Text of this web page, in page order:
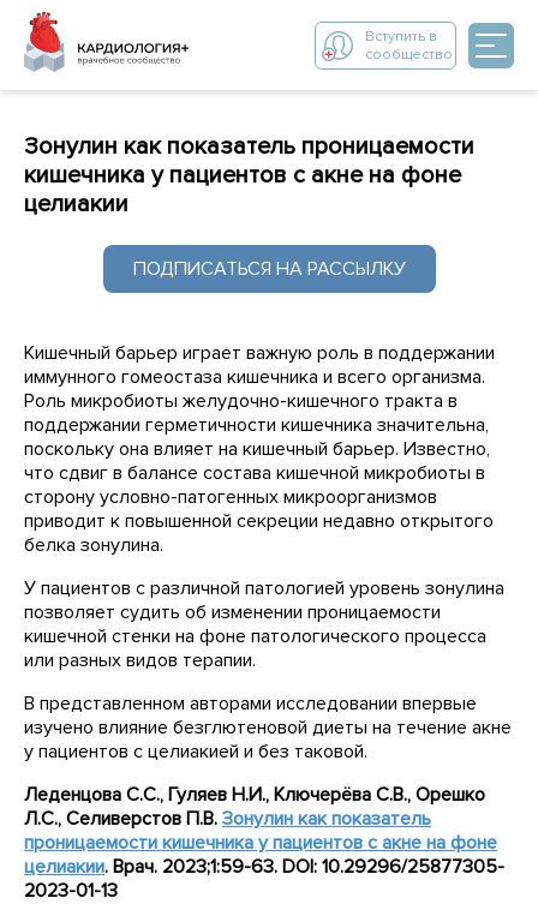
Вступить в
сообщество
Зонулин как показатель проницаемости
кишечника у пациентов с акне на фоне
целиакии
ПОДПИСАТЬСЯ НА РАССЫЛКУ
Кишечный барьер играет важную роль в поддержании
иммунного гомеостаза кишечника и всего организма.
Роль микробиоты желудочно-кишечного тракта в
поддержании герметичности кишечника значительна,
поскольку она влияет на кишечный барьер. Известно,
что сдвиг в балансе состава кишечной микробиоты в
сторону условно-патогенных микроорганизмов
приводит к повышенной секреции недавно открытого
белка зонулина.
У пациентов с различной патологией уровень зонулина
позволяет судить об изменении проницаемости
кишечной стенки на фоне патологического процесса
или разных видов терапии.
В представленном авторами исследовании впервые
изучено влияние безглютеновой диеты на течение акне
у пациентов с целиакией и без таковой.
Леденцова С.С., Гуляев Н.И., Ключерёва С.В., Орешко
Л.С., Селиверстов П.В. Зонулин как показатель
проницаемости кишечника у пациентов с акне на фоне
целиакии. Врач. 2023;1:59-63. DOI: 10.29296/25877305-
2023-01-13